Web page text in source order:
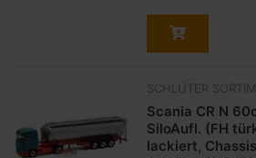
SCHLÜTER
Scania CR N
SiloAufl. (FH
lackiert,